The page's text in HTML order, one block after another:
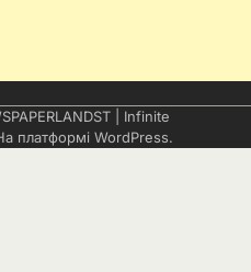
| Infinite
платформі WordPress.